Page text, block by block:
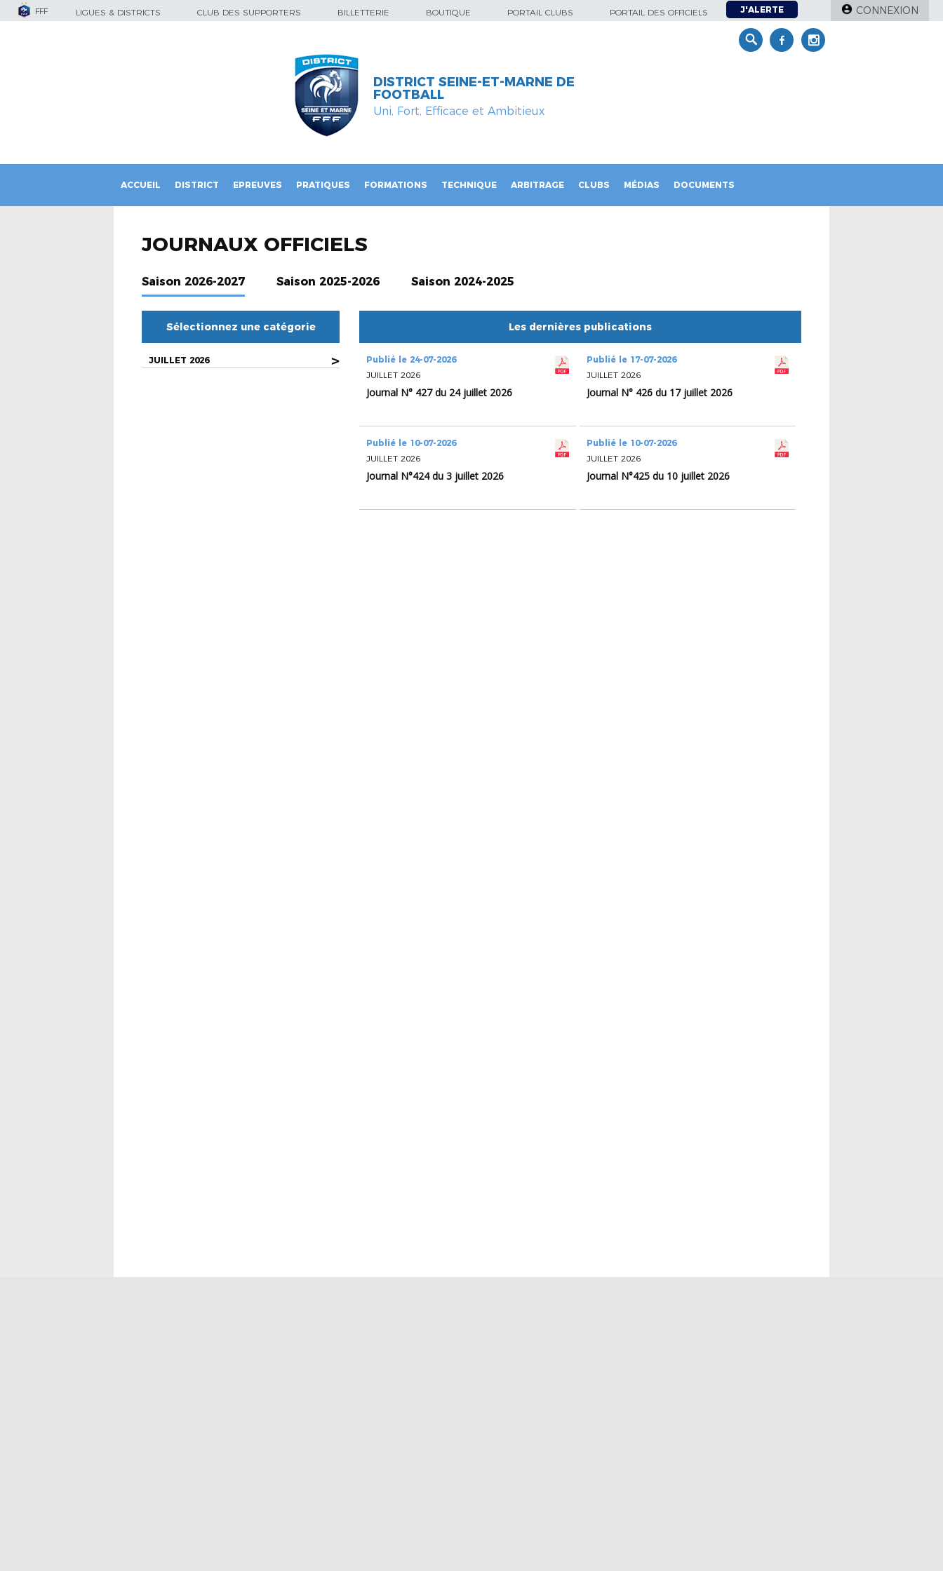
FFF LIGUES & DISTRICTS CLUB DES SUPPORTERS BILLETTERIE BOUTIQUE PORTAIL CLUBS PORTAIL DES OFFICIELS J'ALERTE CONNEXION
DISTRICT SEINE-ET-MARNE DE
FOOTBALL
Uni, Fort, Efficace et Ambitieux
ACCUEIL DISTRICT EPREUVES PRATIQUES FORMATIONS TECHNIQUE ARBITRAGE CLUBS MÉDIAS DOCUMENTS
JOURNAUX OFFICIELS
Saison 2026-2027 Saison 2025-2026 Saison 2024-2025
Sélectionnez une catégorie
JUILLET 2026 >
Les dernières publications
Publié le 24-07-2026
JUILLET 2026
Journal N° 427 du 24 juillet 2026
Publié le 17-07-2026
JUILLET 2026
Journal N° 426 du 17 juillet 2026
Publié le 10-07-2026
JUILLET 2026
Journal N°424 du 3 juillet 2026
Publié le 10-07-2026
JUILLET 2026
Journal N°425 du 10 juillet 2026